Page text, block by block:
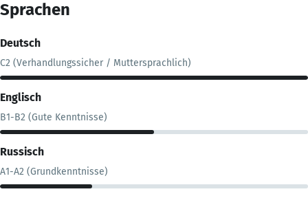
Sprachen
Deutsch
C2 (Verhandlungssicher / Muttersprachlich)
Englisch
B1-B2 (Gute Kenntnisse)
Russisch
A1-A2 (Grundkenntnisse)